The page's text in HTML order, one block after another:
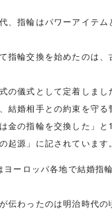
、指輪はパワーアイテ
指輪交換を始めたのは、
の儀式として定着しまし
結婚相手との約束を守る
金の指輪を交換した」
起源」に記されています。
ーロッパ各地で結婚指
伝わったのは明治時代の